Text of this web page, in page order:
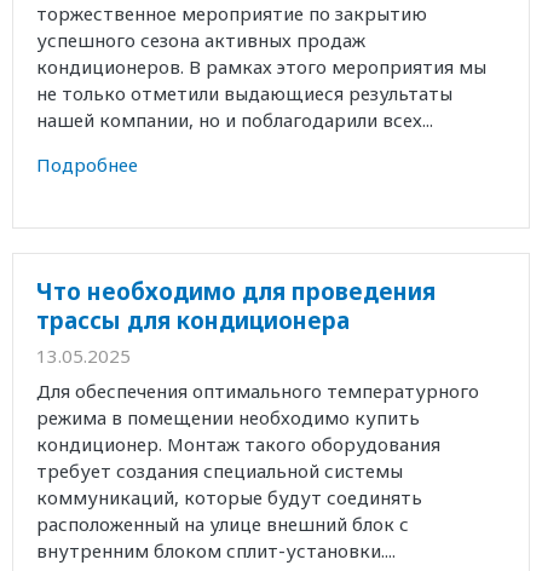
торжественное мероприятие по закрытию
успешного сезона активных продаж
кондиционеров. В рамках этого мероприятия мы
не только отметили выдающиеся результаты
нашей компании, но и поблагодарили всех...
Подробнее
Что необходимо для проведения
трассы для кондиционера
13.05.2025
Для обеспечения оптимального температурного
режима в помещении необходимо купить
кондиционер. Монтаж такого оборудования
требует создания специальной системы
коммуникаций, которые будут соединять
расположенный на улице внешний блок с
внутренним блоком сплит-установки....